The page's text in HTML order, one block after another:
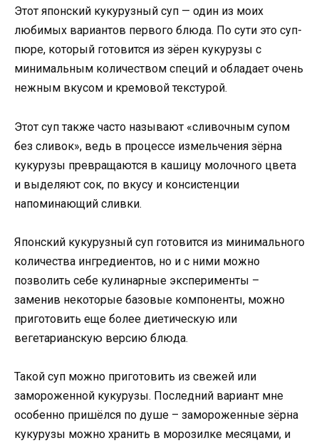
Этот японский кукурузный суп — один из моих
любимых вариантов первого блюда. По сути это суп-
пюре, который готовится из зёрен кукурузы с
минимальным количеством специй и обладает очень
нежным вкусом и кремовой текстурой.
Этот суп также часто называют «сливочным супом
без сливок», ведь в процессе измельчения зёрна
кукурузы превращаются в кашицу молочного цвета
и выделяют сок, по вкусу и консистенции
напоминающий сливки.
Японский кукурузный суп готовится из минимального
количества ингредиентов, но и с ними можно
позволить себе кулинарные эксперименты –
заменив некоторые базовые компоненты, можно
приготовить еще более диетическую или
вегетарианскую версию блюда.
Такой суп можно приготовить из свежей или
замороженной кукурузы. Последний вариант мне
особенно пришёлся по душе – замороженные зёрна
кукурузы можно хранить в морозилке месяцами, и